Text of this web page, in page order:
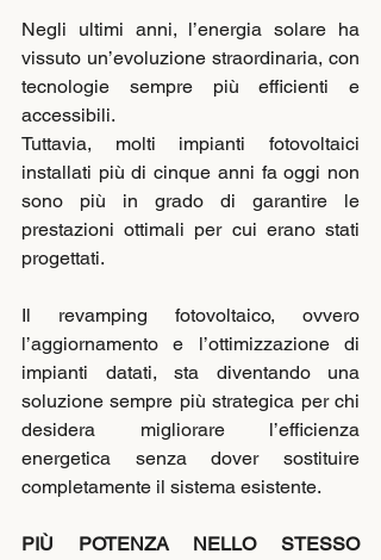
Negli ultimi anni, l’energia solare ha
vissuto un’evoluzione straordinaria, con
tecnologie sempre più efficienti e
accessibili.
Tuttavia, molti impianti fotovoltaici
installati più di cinque anni fa oggi non
sono più in grado di garantire le
prestazioni ottimali per cui erano stati
progettati.
Il revamping fotovoltaico, ovvero
l’aggiornamento e l’ottimizzazione di
impianti datati, sta diventando una
soluzione sempre più strategica per chi
desidera migliorare l’efficienza
energetica senza dover sostituire
completamente il sistema esistente.
PIÙ POTENZA NELLO STESSO